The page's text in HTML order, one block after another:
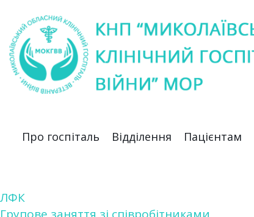
Про госпіталь Відділення Пацієнтам
Навігація
ЛФК